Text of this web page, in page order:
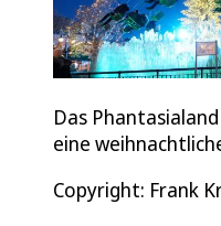
Das
eine
Copyright: Frank